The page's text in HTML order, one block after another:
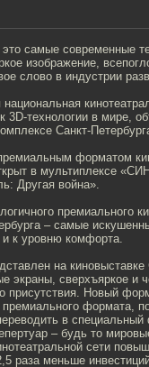
самые современные
изображение,
слово в индустрии
технологии в мире,
Санкт-
форматом
в мультиплексе
Другая война».
премиального
– самые
и к уровню комфорта.
на
экраны, сверхъяркое и
Новый
формата,
в
– будь то
сети
раза меньше